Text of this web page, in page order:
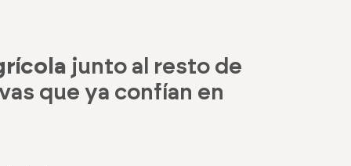
junto al resto de
que ya confían en